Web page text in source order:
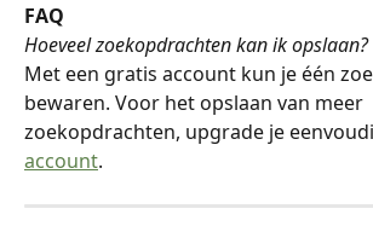
FAQ
Hoeveel zoekopdrachten kan ik opslaan?
Met een gratis account kun je één
bewaren. Voor het opslaan van meer
zoekopdrachten, upgrade je
account.